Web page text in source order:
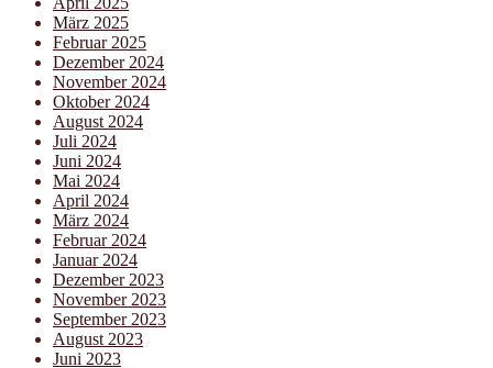
März 2025
Februar 2025
Dezember 2024
November 2024
Oktober 2024
August 2024
Juli 2024
Juni 2024
Mai 2024
April 2024
März 2024
Februar 2024
Januar 2024
Dezember 2023
November 2023
September 2023
August 2023
Juni 2023